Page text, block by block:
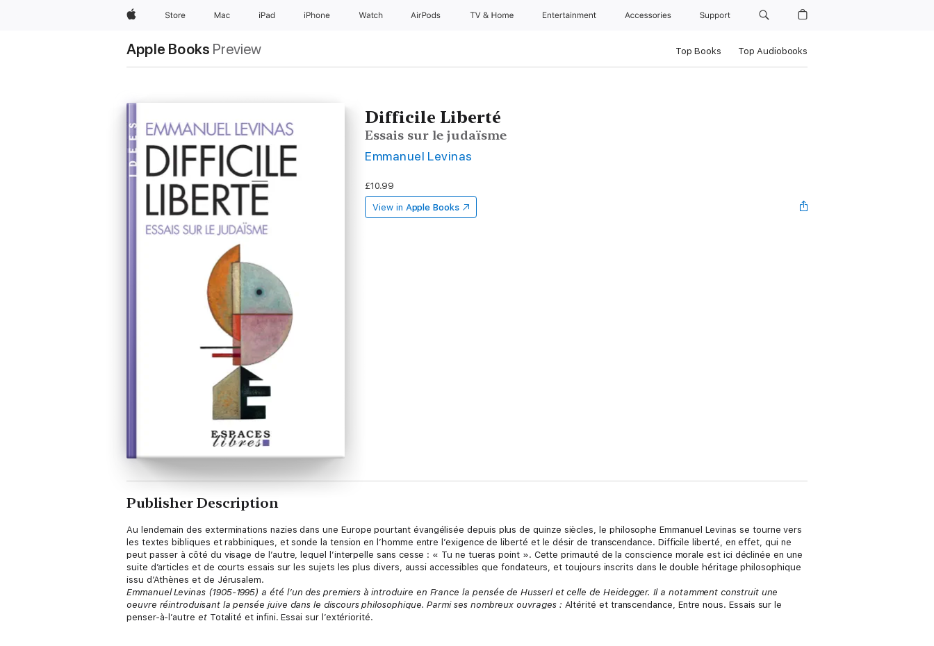
AppleStore Mac iPad iPhone Watch AirPods TV & Home Entertainment Accessories Support
Apple Books Preview Top Books Top Audiobooks
Difficile Liberté
Essais sur le judaïsme
Emmanuel Levinas
£10.99
View in Apple Books
Publisher Description
Au lendemain des exterminations nazies dans une Europe pourtant évangélisée depuis plus de quinze siècles, le philosophe Emmanuel Levinas se tourne vers
les textes bibliques et rabbiniques, et sonde la tension en l’homme entre l’exigence de liberté et le désir de transcendance. Difficile liberté, en effet, qui ne
peut passer à côté du visage de l’autre, lequel l’interpelle sans cesse : « Tu ne tueras point ». Cette primauté de la conscience morale est ici déclinée en une
suite d’articles et de courts essais sur les sujets les plus divers, aussi accessibles que fondateurs, et toujours inscrits dans le double héritage philosophique
issu d’Athènes et de Jérusalem.
Emmanuel Levinas (1905-1995) a été l’un des premiers à introduire en France la pensée de Husserl et celle de Heidegger. Il a notamment construit une
oeuvre réintroduisant la pensée juive dans le discours philosophique. Parmi ses nombreux ouvrages : Altérité et transcendance, Entre nous. Essais sur le
penser-à-l’autre et Totalité et infini. Essai sur l’extériorité.